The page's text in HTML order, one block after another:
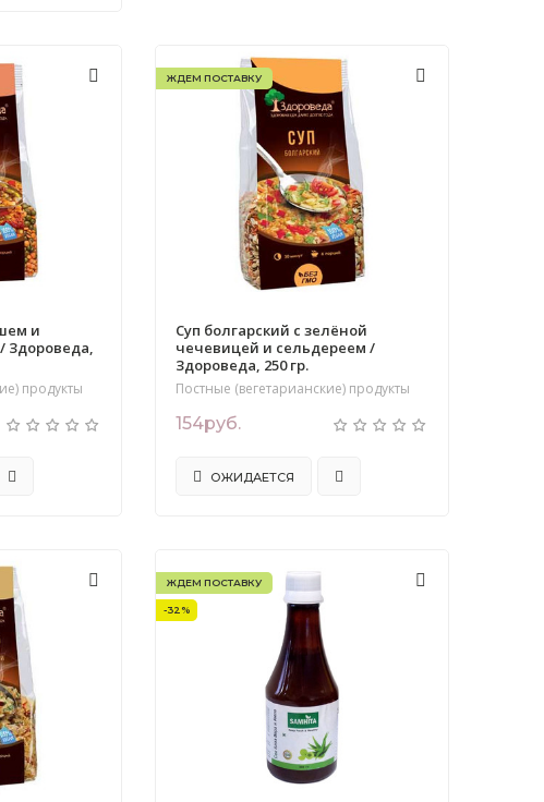
и
Здороведа,
продукты
ЖДЕМ ПОСТАВКУ
Суп болгарский с зелёной
чечевицей и сельдереем /
Здороведа, 250 гр.
Постные (вегетарианские) продукты
154руб.
ОЖИДАЕТСЯ
ЖДЕМ ПОСТАВКУ
-32%